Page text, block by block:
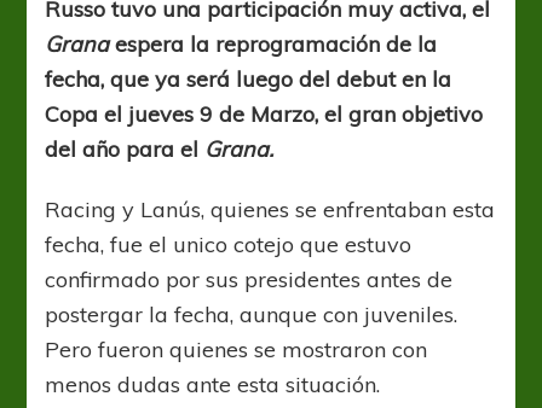
la
Copa
Russo tuvo una participación muy activa, el
Granaespera la reprogramación de la
fecha, que ya será luego del debut en la
Copa el jueves 9 de Marzo, el gran objetivo
del año para el Grana.
Racing y Lanús, quienes se enfrentaban esta
fecha, fue el unico cotejo que estuvo
confirmado por sus presidentes antes de
postergar la fecha, aunque con juveniles.
Pero fueron quienes se mostraron con
menos dudas ante esta situación.